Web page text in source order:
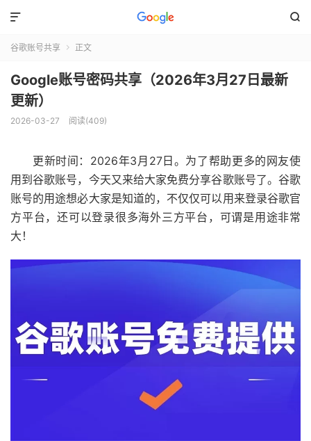


谷歌账号共享  正文
Google账号密码共享（2026年3月27日最新
更新）
2026-03-27 阅读(409)
更新时间：2026年3月27日。为了帮助更多的网友使
用到谷歌账号，今天又来给大家免费分享谷歌账号了。谷歌
账号的用途想必大家是知道的，不仅仅可以用来登录谷歌官
方平台，还可以登录很多海外三方平台，可谓是用途非常
大！